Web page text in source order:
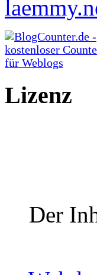
Lizenz
Der